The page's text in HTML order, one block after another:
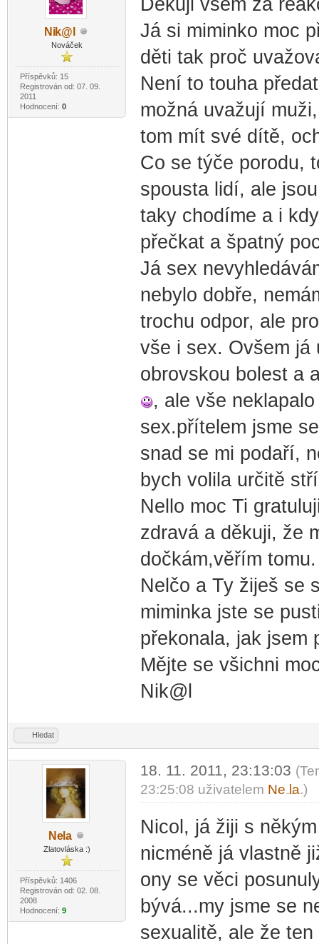
Nik@l
Nováček
Příspěvků: 15
Registrován od: 07. 09.
2011
Hodnocení: 0
Já si miminko moc
děti tak proč
Není to touha
možná uvažují
tom mít své dítě,
Co se týče porodu,
spousta lidí, ale
taky chodíme a i
přečkat a špatný
Já sex
nebylo dobře,
trochu odpor, ale
vše i sex. Ovšem já
obrovskou bolest a
, ale vše
sex.přítelem jsme
snad se mi podaří,
bych volila určitě
Nello moc Ti
zdravá a děkuji, že
dočkám,věřím tomu.
Nelčo a Ty žiješ se
miminka jste se
překonala, jak jsem
Mějte se všichni
Nik@l
Hledat
Nela
Zlatovláska :)
Příspěvků: 1406
Registrován od: 02. 08.
2008
Hodnocení: 9
18. 11. 2011, 23:13:03
23:25:08 uživatelem Ne la.)
Nicol, já žiji s
nicméně já vlastně
ony se věci
bývá...my jsme se
sexualitě, ale že